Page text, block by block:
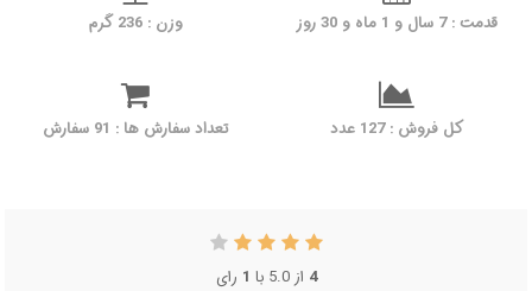
قدمت : 7 سال و 1 ماه و 30 روز وزن : 236 گرم
کل فروش : 127 عدد تعداد سفارش ها : 91 سفارش
4 از 5.0 با 1 رای